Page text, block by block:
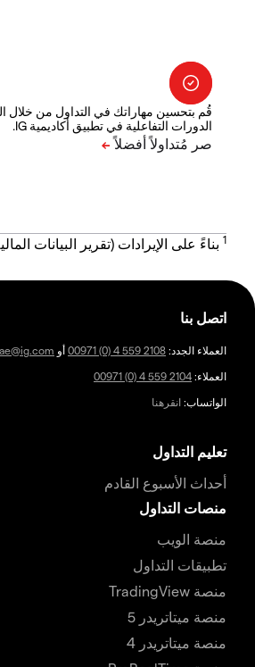
قُم بتحسين مهاراتك في التداول من خلال
الدورات التفاعلية في تطبيق أكاديمية IG.
1 بناءً على الإيرادات (تقرير البيانات المالية
اتصل بنا
العملاء الجدد: 00971 (0) 4 559 2108 أو
العملاء: 00971 (0) 4 559 2104
الواتساب: انقرهنا
تعليم التداول
أحداث الأسبوع القادم
منصات التداول
منصة الويب
تطبيقات التداول
منصة TradingView
منصة ميتاتريدر 5
منصة ميتاتريدر 4